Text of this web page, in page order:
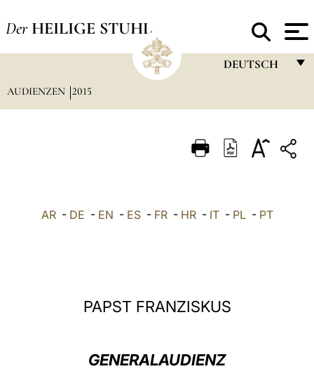
Der HEILIGE STUHL
DEUTSCH
ITALIANO
中文
AUDIENZEN 2015
AR- DE - EN - ES- FR- HR- IT- PL- PT
PAPST FRANZISKUS
GENERALAUDIENZ